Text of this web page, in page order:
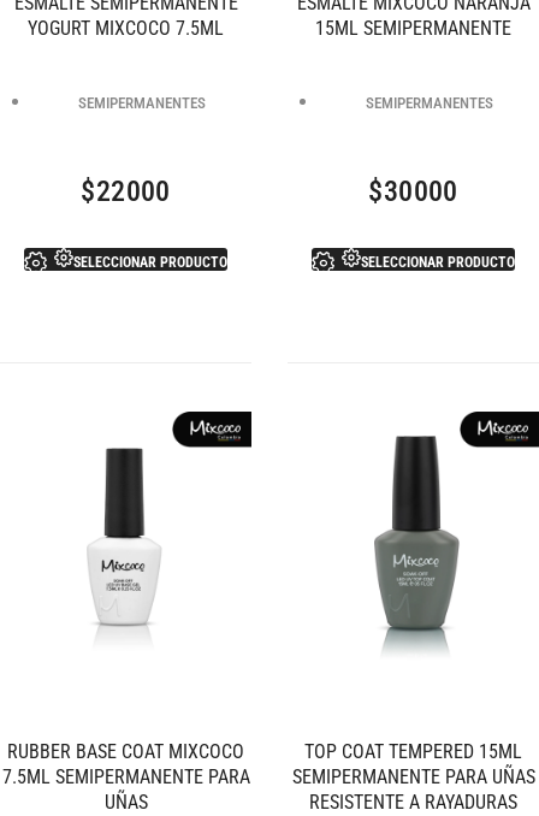
YOGURT MIXCOCO 7.5ML
SEMIPERMANENTES
$22000
SELECCIONAR PRODUCTO
15ML SEMIPERMANENTE
SEMIPERMANENTES
$30000
SELECCIONAR PRODUCTO
RUBBER BASE COAT MIXCOCO
7.5ML SEMIPERMANENTE PARA
UÑAS
TOP COAT TEMPERED 15ML
SEMIPERMANENTE PARA UÑAS
RESISTENTE A RAYADURAS